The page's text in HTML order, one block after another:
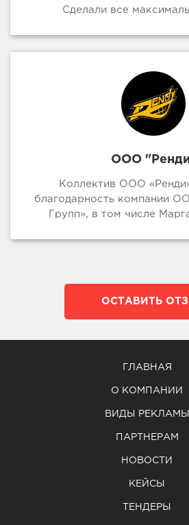
Сделали все
ООО
Коллектив ООО
благодарность компании
Групп», в том числе
ОСТАВИТЬ
ГЛАВНАЯ
О КОМПАНИИ
ВИДЫ РЕКЛАМЫ
ПАРТНЕРАМ
НОВОСТИ
КЕЙСЫ
ТЕНДЕРЫ